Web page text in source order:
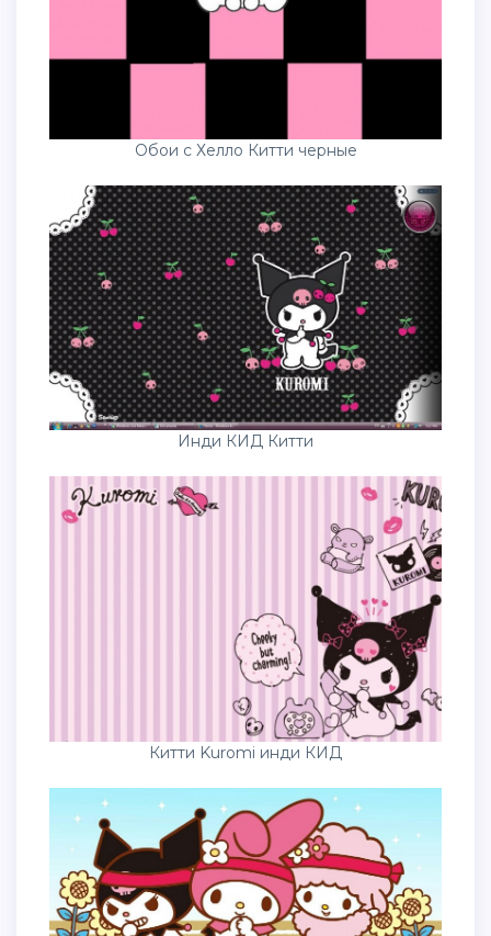
Обои с Хелло Китти черные
Инди КИД Китти
Китти Kuromi инди КИД